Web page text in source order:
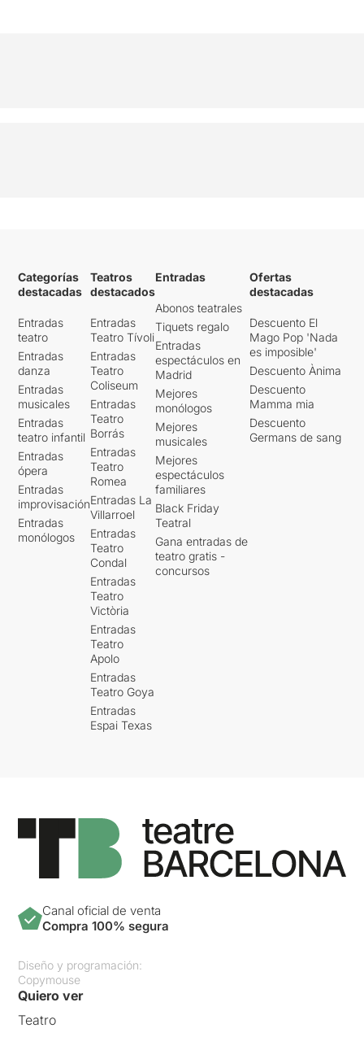
Categorías
destacadas
Entradas
teatro
Entradas
danza
Entradas
musicales
Entradas
teatro infantil
Entradas
ópera
Entradas
improvisación
Entradas
monólogos
Teatros
destacados
Entradas
Teatro Tívoli
Entradas
Teatro
Coliseum
Entradas
Teatro
Borrás
Entradas
Teatro
Romea
Entradas La
Villarroel
Entradas
Teatro
Condal
Entradas
Teatro
Victòria
Entradas
Teatro
Apolo
Entradas
Teatro Goya
Entradas
Espai Texas
Entradas
Abonos teatrales
Tiquets regalo
Entradas
espectáculos en
Madrid
Mejores
monólogos
Mejores
musicales
Mejores
espectáculos
familiares
Black Friday
Teatral
Gana entradas de
teatro gratis -
concursos
Ofertas
destacadas
Descuento El
Mago Pop 'Nada
es imposible'
Descuento Ànima
Descuento
Mamma mia
Descuento
Germans de sang
Canal oficial de venta
Compra 100% segura
Diseño y programación:
Copymouse
Quiero ver
Teatro